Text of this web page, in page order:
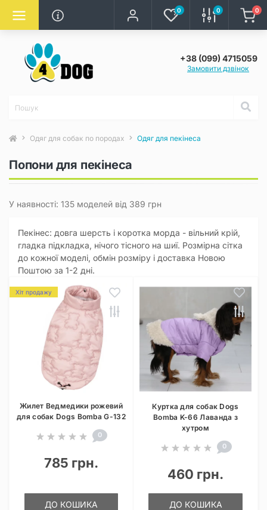
0 0 0
+38 (099) 4715059
Замовити дзвінок
Одяг для собак по породах Одяг для пекінеса
Попони для пекінеса
У наявності: 135 моделей від 389 грн
Пекінес: довга шерсть і коротка морда - вільний крій,
гладка підкладка, нічого тісного на шиї. Розмірна сітка
до кожної моделі, обмін розміру і доставка Новою
Поштою за 1-2 дні.
Хіт продажу
Жилет Ведмедики рожевий
для собак Dogs Bomba G-132
0
785 грн.
ДО КОШИКА
Куртка для собак Dogs
Bomba K-66 Лаванда з
хутром
0
460 грн.
ДО КОШИКА